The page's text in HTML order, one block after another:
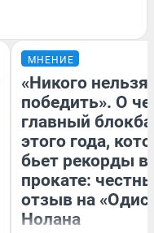
МНЕНИЕ
«Никого нельзя
победить». О
главный
этого года,
бьет рекорды в
прокате:
отзыв на
Нолана